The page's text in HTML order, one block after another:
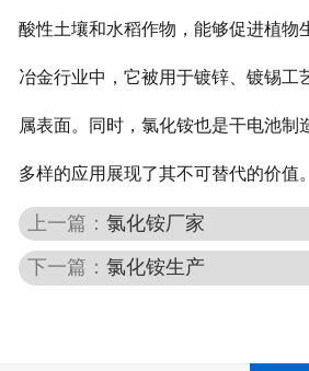
酸性土壤和水稻作物，能够促进植物
冶金行业中，它被用于镀锌、镀锡工
属表面。同时，氯化铵也是干电池制
多样的应用展现了其不可替代的价值。
上一篇：氯化铵厂家
下一篇：氯化铵生产